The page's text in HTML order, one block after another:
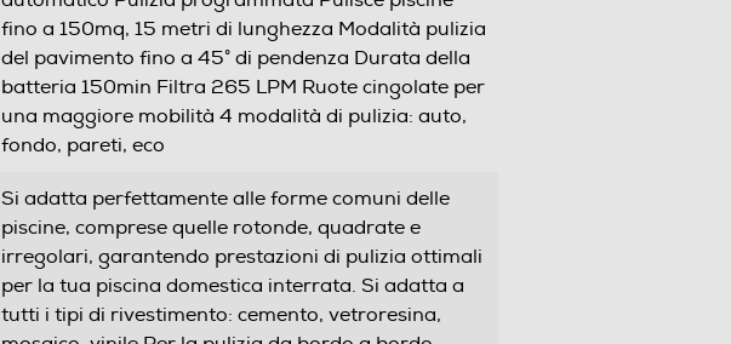
fino a 150mq, 15 metri di lunghezza Modalità pulizia
del pavimento fino a 45° di pendenza Durata della
batteria 150min Filtra 265 LPM Ruote cingolate per
una maggiore mobilità 4 modalità di pulizia: auto,
fondo, pareti, eco
Si adatta perfettamente alle forme comuni delle
piscine, comprese quelle rotonde, quadrate e
irregolari, garantendo prestazioni di pulizia ottimali
per la tua piscina domestica interrata. Si adatta a
tutti i tipi di rivestimento: cemento, vetroresina,